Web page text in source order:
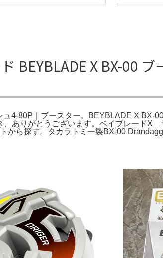
BEYBLADE X BX-00
4-80P｜ブースター。BEYBLADE X BX-
、ありがとうございます。ベイブレー
から探す。タカラトミー製BX-00